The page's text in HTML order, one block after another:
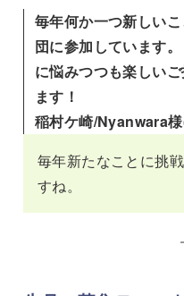
毎年何か一つ新しい
団に参加しています
に悩みつつも楽しい
ます！
稲村ケ崎/Nyanwara
毎年新たなことに挑
すね。